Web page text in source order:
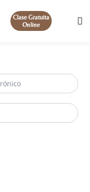
Clase Gratuita
Online